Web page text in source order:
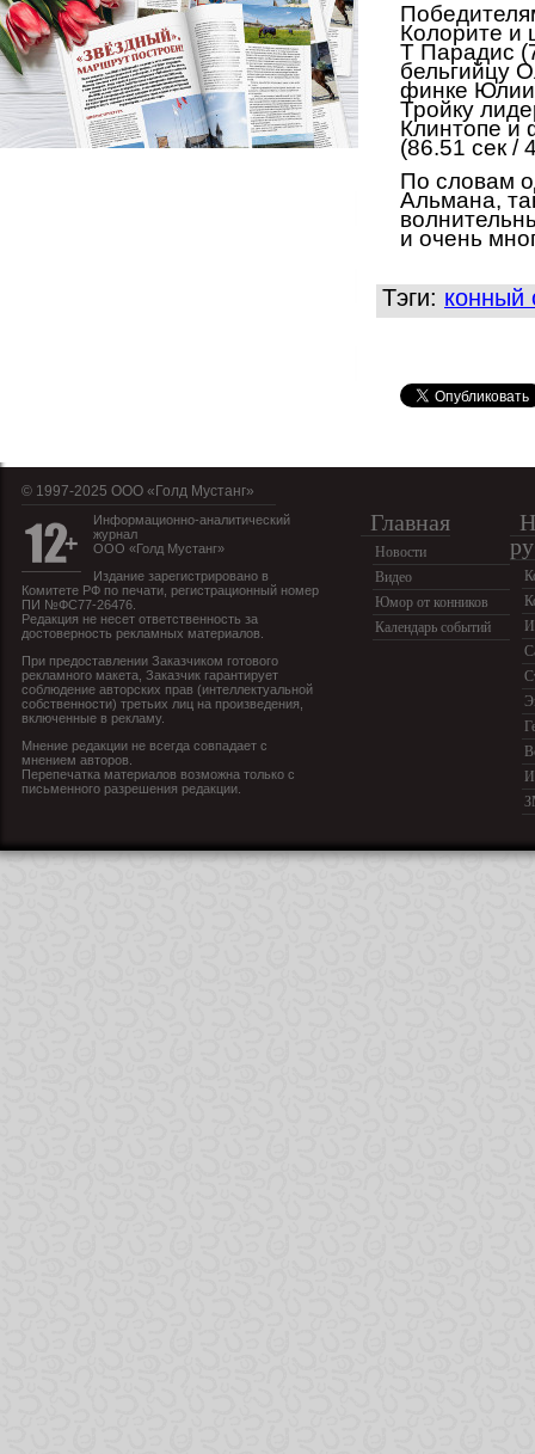
Колорите и
Т Парадис
бельгийцу
финке Ю
Тройку
Клинтопе и
(86.51 сек /
По словам
Альмана,
и очень
Тэги: конный
© 1997-2025 OOO «Голд Мустанг»
Информационно-аналитический
журнал
ООО «Голд Мустанг»
Издание зарегистрировано в
Комитете РФ по печати, регистрационный номер
ПИ №ФС77-26476.
Редакция не несет ответственность за
достоверность рекламных материалов.
При предоставлении Заказчиком готового
рекламного макета, Заказчик гарантирует
соблюдение авторских прав (интеллектуальной
собственности) третьих лиц на произведения,
включенные в рекламу.
Мнение редакции не всегда совпадает с
мнением авторов.
Перепечатка материалов возможна только с
письменного разрешения редакции.
Главная
Новости
Видео
Юмор от конников
Календарь событий